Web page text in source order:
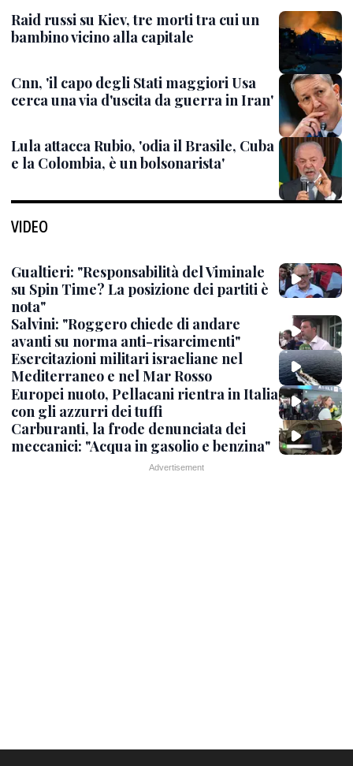
Raid russi su Kiev, tre morti tra cui un
bambino vicino alla capitale
Cnn, 'il capo degli Stati maggiori Usa
cerca una via d'uscita da guerra in Iran'
Lula attacca Rubio, 'odia il Brasile, Cuba
e la Colombia, è un bolsonarista'
VIDEO
Gualtieri: "Responsabilità del Viminale
su Spin Time? La posizione dei partiti è
nota"
Salvini: "Roggero chiede di andare
avanti su norma anti-risarcimenti"
Esercitazioni militari israeliane nel
Mediterraneo e nel Mar Rosso
Europei nuoto, Pellacani rientra in Italia
con gli azzurri dei tuffi
Carburanti, la frode denunciata dei
meccanici: "Acqua in gasolio e benzina"